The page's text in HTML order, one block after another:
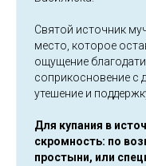
Святой источник
место, которое
ощущение
соприкосновение с
утешение и
Для купания в
скромность: по
простыни, или